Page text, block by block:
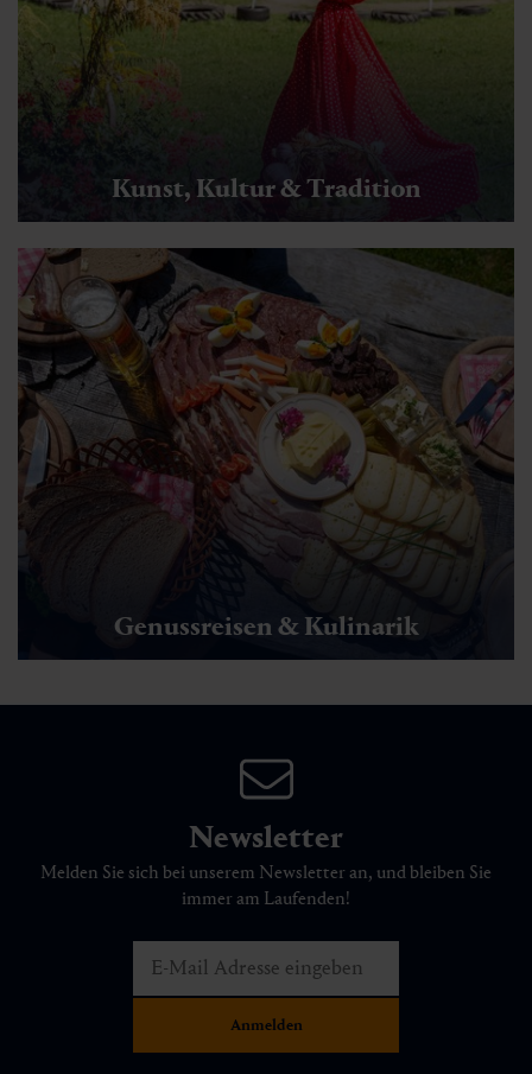
Kunst, Kultur & Tradition
Genussreisen & Kulinarik
Newsletter
Melden Sie sich bei unserem Newsletter an, und bleiben Sie
immer am Laufenden!